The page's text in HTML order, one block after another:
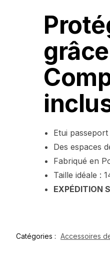
Etui
Des espaces
Fabriqué en
Taille idéale :
EXPÉDITION
Catégories : Accessoires